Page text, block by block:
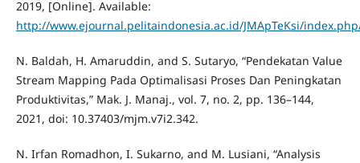
2019, [Online]. Available:
http://www.ejournal.pelitaindonesia.ac.id/JMApTeKsi/
N. Baldah, H. Amaruddin, and S. Sutaryo, “Pendekatan Value
Stream Mapping Pada Optimalisasi Proses Dan Peningkatan
Produktivitas,” Mak. J. Manaj., vol. 7, no. 2, pp. 136–144,
2021, doi: 10.37403/mjm.v7i2.342.
N. Irfan Romadhon, I. Sukarno, and M. Lusiani, “Analysis